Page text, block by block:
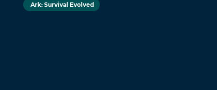
Ark: Survival Evolved